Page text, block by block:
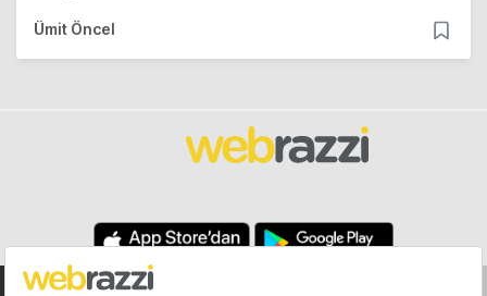
Ümit Öncel